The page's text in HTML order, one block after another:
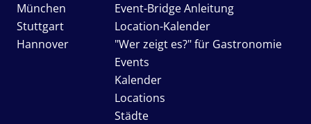
München
Stuttgart
Hannover
Event-Bridge Anleitung
Location-Kalender
"Wer zeigt es?" für Gastronomie
Events
Kalender
Locations
Städte